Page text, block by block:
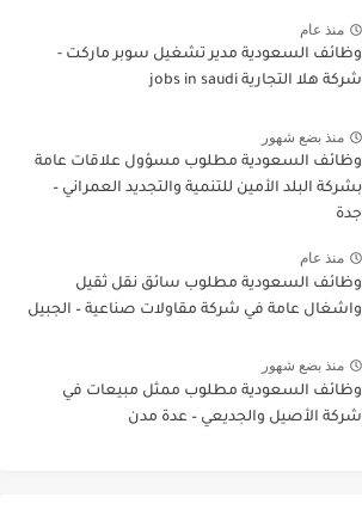
منذ عام
وظائف السعودية مدير تشغيل سوبر ماركت -
شركة هلا التجارية jobs in saudi
منذ بضع شهور
وظائف السعودية مطلوب مسؤول علاقات عامة
بشركة البلد الأمين للتنمية والتجديد العمراني –
جدة
منذ عام
وظائف السعودية مطلوب سائق نقل ثقيل
واشغال عامة في شركة مقاولات صناعية – الجبيل
منذ بضع شهور
وظائف السعودية مطلوب ممثل مبيعات في
شركة الأصيل والجديعي – عدة مدن